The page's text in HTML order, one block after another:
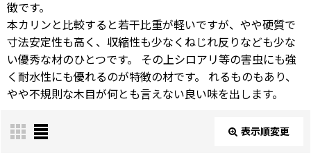
徴です。
本カリンと比較すると若干比重が軽いですが、やや硬質で
寸法安定性も高く、収縮性も少なくねじれ反りなども少な
い優秀な材のひとつです。 その上シロアリ等の害虫にも強
く耐水性にも優れるのが特徴の材です。 れるものもあり、
やや不規則な木目が何とも言えない良い味を出します。
表示順変更